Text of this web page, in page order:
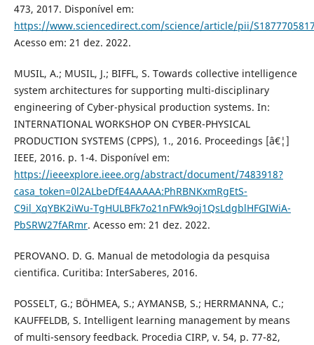
473, 2017. Disponível em:
https://www.sciencedirect.com/science/article/pii/
Acesso em: 21 dez. 2022.
MUSIL, A.; MUSIL, J.; BIFFL, S. Towards collective intelligence
system architectures for supporting multi-disciplinary
engineering of Cyber-physical production systems. In:
INTERNATIONAL WORKSHOP ON CYBER-PHYSICAL
PRODUCTION SYSTEMS (CPPS), 1., 2016. Proceedings [â€¦]
IEEE, 2016. p. 1-4. Disponível em:
https://ieeexplore.ieee.org/abstract/document/7483918?
casa_token=0l2ALbeDfE4AAAAA:PhRBNKxmRgEtS-
C9il_XqYBK2iWu-TgHULBFk7o21nFWk9oj1QsLdgblHFGIWiA-
PbSRW27fARmr. Acesso em: 21 dez. 2022.
PEROVANO. D. G. Manual de metodologia da pesquisa
cientifica. Curitiba: InterSaberes, 2016.
POSSELT, G.; BÖHMEA, S.; AYMANSB, S.; HERRMANNA, C.;
KAUFFELDB, S. Intelligent learning management by means
of multi-sensory feedback. Procedia CIRP, v. 54, p. 77-82,